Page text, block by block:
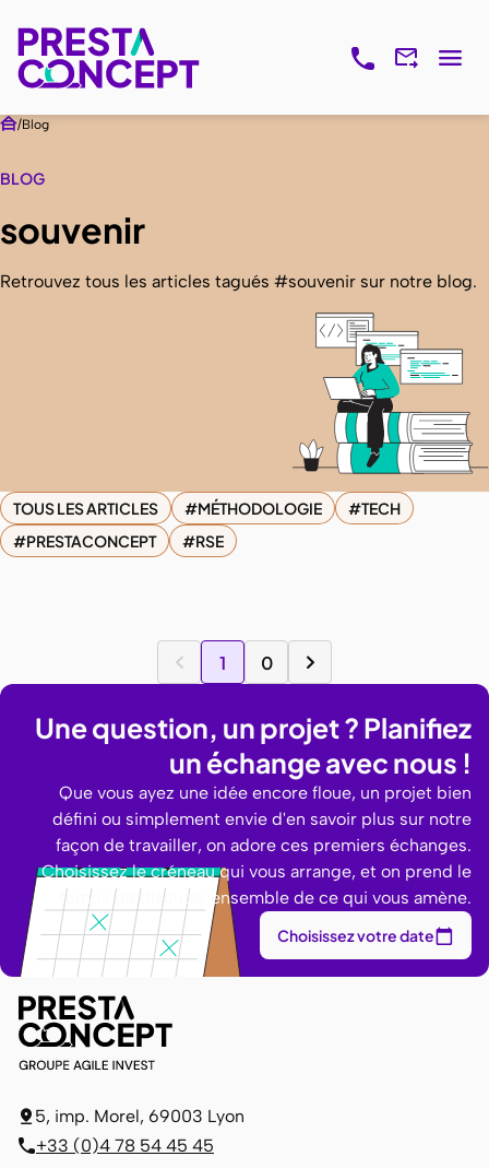
Blog
BLOG
souvenir
Retrouvez tous les articles tagués #souvenir sur notre blog.
TOUS LES ARTICLES MÉTHODOLOGIE
TECH
PRESTACONCEPT
RSE
1 0
Une question, un projet ? Planifiez
un échange avec nous !
Que vous ayez une idée encore floue, un projet bien
défini ou simplement envie d'en savoir plus sur notre
façon de travailler, on adore ces premiers échanges.
Choisissez le créneau qui vous arrange, et on prend le
temps de discuter ensemble de ce qui vous amène.
Choisissez votre date
5, imp. Morel, 69003 Lyon
+33 (0)4 78 54 45 45